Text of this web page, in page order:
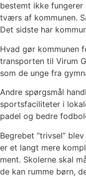
bestemt ikke
tværs af kommunen.
Det sidste har
Hvad gør kommunen
transporten til Virum
som de unge fra
Andre spørgsmål
sportsfaciliteter i
padel og bedre
Begrebet ”trivsel”
er et langt mere
ment. Skolerne skal
de kan rumme børn,